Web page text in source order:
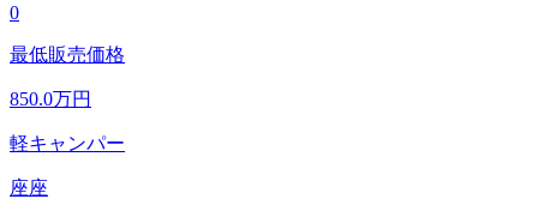
0
最低販売価格
850.0万円
軽キャンパー
座座